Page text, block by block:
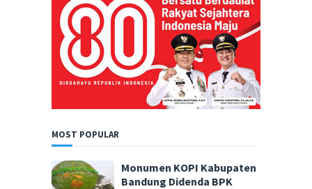
MOST POPULAR
Monumen KOPI Kabupaten
Bandung Didenda BPK